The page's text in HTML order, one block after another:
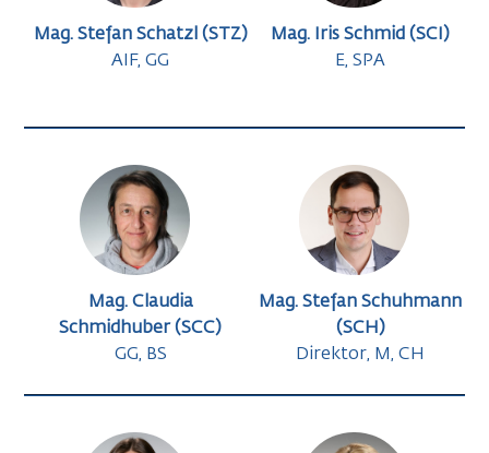
Mag. Stefan Schatzl (STZ)
AIF, GG
Mag. Iris Schmid (SCI)
E, SPA
Mag. Claudia
Schmidhuber (SCC)
GG, BS
Mag. Stefan Schuhmann
(SCH)
Direktor, M, CH